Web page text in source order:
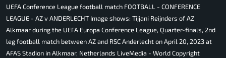
UEFA Conference League football match FOOTBALL - CONFERENCE
LEAGUE - AZ v ANDERLECHT Image shows: Tijjani Reijnders of AZ
Alkmaar during the UEFA Europa Conference League, Quarter-finals, 2nd
leg football match between AZ and RSC Anderlecht on April 20, 2023 at
AFAS Stadion in Alkmaar, Netherlands LiveMedia - World Copyright